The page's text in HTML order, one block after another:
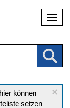
×
können
setzen